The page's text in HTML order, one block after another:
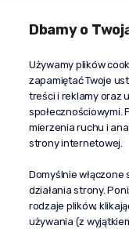
Kontakt
+48 603 610 870
“Propaganda"
al. Komisji Edukacji
02-797 Warszawa
Pomoc
Dostawa
Moje konto
Dbamy o
Używamy plików
zapamiętać Twoje
treści i reklamy oraz
społecznościowymi.
mierzenia ruchu i
strony internetowej.
Domyślnie
działania strony.
rodzaje plików,
używania (z